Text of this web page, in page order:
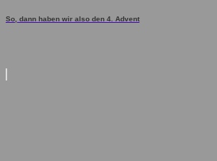
So, dann haben wir also den 4. Advent